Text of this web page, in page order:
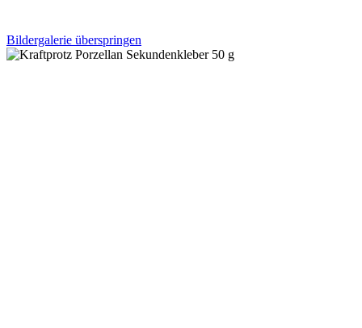
Bildergalerie überspringen